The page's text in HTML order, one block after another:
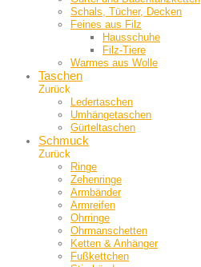
Schals, Tücher, Decken
Feines aus Filz
Hausschuhe
Filz-Tiere
Warmes aus Wolle
Taschen
Zurück
Ledertaschen
Umhängetaschen
Gürteltaschen
Schmuck
Zurück
Ringe
Zehenringe
Armbänder
Armreifen
Ohrringe
Ohrmanschetten
Ketten & Anhänger
Fußkettchen